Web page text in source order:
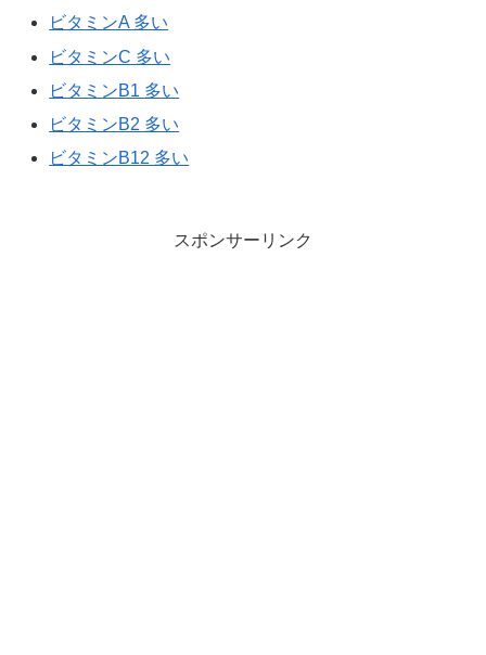
ビタミンA 多い
ビタミンC 多い
ビタミンB1 多い
ビタミンB2 多い
ビタミンB12 多い
スポンサーリンク